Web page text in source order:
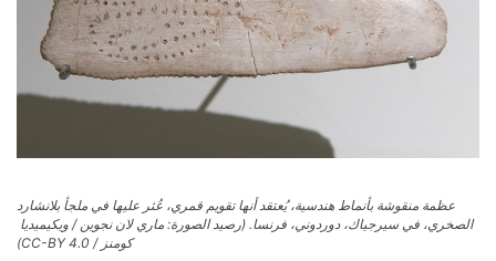
عظمة منقوشة بأنماط هندسية، يُعتقد أنها تقويم قمري، عُثر عليها في ملجأ بلانشارد
الصخري، في سيرجياك، دوردوني، فرنسا. (رصيد الصورة: ماري لان نجوين / ويكيميديا ​​​​
كومنز / CC-BY 4.0)